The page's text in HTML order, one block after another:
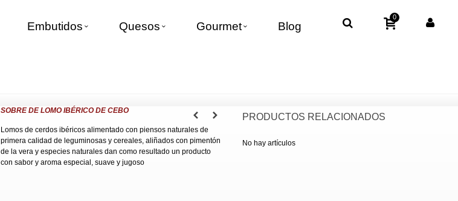
Embutidos Quesos Gourmet Blog
0
SOBRE DE LOMO IBÉRICO DE CEBO
Lomos de cerdos ibéricos alimentado con piensos naturales de
primera calidad de leguminosas y cereales, aliñados con pimentón
de la vera y especies naturales dan como resultado un producto
con sabor y aroma especial, suave y jugoso
PRODUCTOS RELACIONADOS
No hay artículos